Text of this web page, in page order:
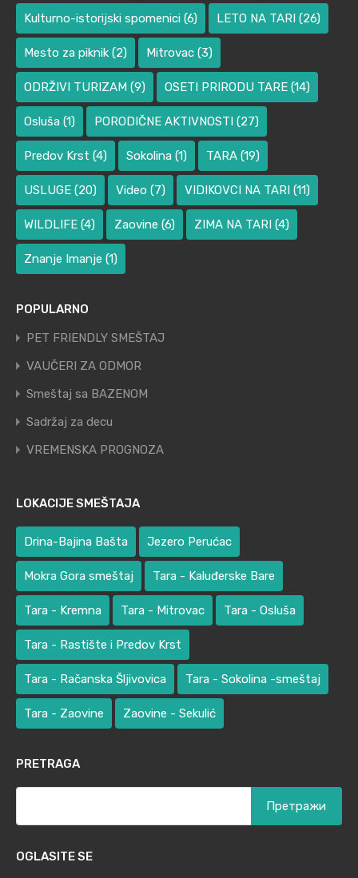
Kulturno-istorijski spomenici (6) LETO NA TARI (26)
Mesto za piknik (2) Mitrovac (3)
ODRŽIVI TURIZAM (9) OSETI PRIRODU TARE (14)
Osluša (1) PORODIČNE AKTIVNOSTI (27)
Predov Krst (4) Sokolina (1) TARA (19)
USLUGE (20) Video (7) VIDIKOVCI NA TARI (11)
WILDLIFE (4) Zaovine (6) ZIMA NA TARI (4)
Znanje Imanje (1)
POPULARNO
PET FRIENDLY SMEŠTAJ
VAUČERI ZA ODMOR
Smeštaj sa BAZENOM
Sadržaj za decu
VREMENSKA PROGNOZA
LOKACIJE SMEŠTAJA
Drina-Bajina Bašta Jezero Perućac
Mokra Gora smeštaj Tara - Kaluđerske Bare
Tara - Kremna Tara - Mitrovac Tara - Osluša
Tara - Rastište i Predov Krst
Tara - Račanska Šljivovica Tara - Sokolina -smeštaj
Tara - Zaovine Zaovine - Sekulić
PRETRAGA
OGLASITE SE